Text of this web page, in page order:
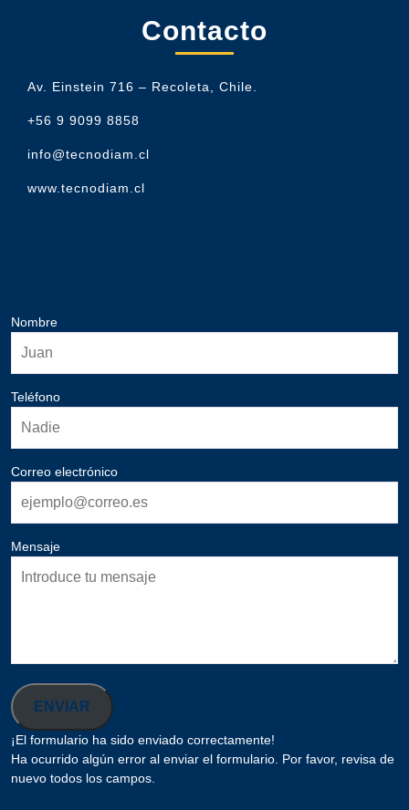
Contacto
Av. Einstein 716 – Recoleta, Chile.
+56 9 9099 8858
info@tecnodiam.cl
www.tecnodiam.cl
Nombre
Teléfono
Correo electrónico
Mensaje
ENVIAR
¡El formulario ha sido enviado correctamente!
Ha ocurrido algún error al enviar el formulario. Por favor, revisa de
nuevo todos los campos.